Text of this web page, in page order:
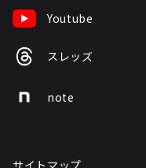
Youtube
スレッズ
note